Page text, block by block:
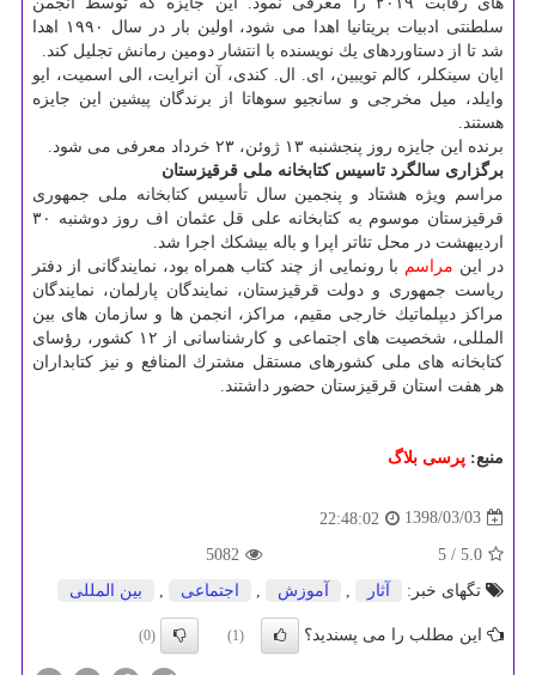
سلطنتی ادبیات بریتانیا اهدا می شود، اولین بار در سال ۱۹۹۰ اهدا
شد تا از دستاوردهای یك نویسنده با انتشار دومین رمانش تجلیل كند.
ایان سینكلر، كالم تویبین، ای. ال. كندی، آن انرایت، الی اسمیت، ایو
وایلد، میل مخرجی و سانجیو سوهاتا از برندگان پیشین این جایزه
هستند.
برنده این جایزه روز پنجشنبه ۱۳ ژوئن، ۲۳ خرداد معرفی می شود.
برگزاری سالگرد تاسیس كتابخانه ملی قرقیزستان
مراسم ویژه هشتاد و پنجمین سال تأسیس كتابخانه ملی جمهوری
قرقیزستان موسوم به كتابخانه علی قل عثمان اف روز دوشنبه ۳۰
اردیبهشت در محل تئاتر اپرا و باله بیشكك اجرا شد.
در این مراسم با رونمایی از چند كتاب همراه بود، نمایندگانی از دفتر
ریاست جمهوری و دولت قرقیزستان، نمایندگان پارلمان، نمایندگان
مراكز دیپلماتیك خارجی مقیم، مراكز، انجمن ها و سازمان های بین
المللی، شخصیت های اجتماعی و كارشناسانی از ۱۲ كشور، رؤسای
كتابخانه های ملی كشورهای مستقل مشترك المنافع و نیز كتابداران
هر هفت استان قرقیزستان حضور داشتند.
منبع: پرسی بلاگ
1398/03/03
22:48:02
5.0
/ 5
5082
تگهای خبر:
آثار , آموزش , اجتماعی , بین المللی
این مطلب را می پسندید؟ (1)
(0)